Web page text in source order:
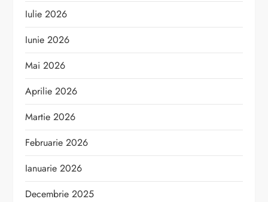
Iulie 2026
Iunie 2026
Mai 2026
Aprilie 2026
Martie 2026
Februarie 2026
Ianuarie 2026
Decembrie 2025